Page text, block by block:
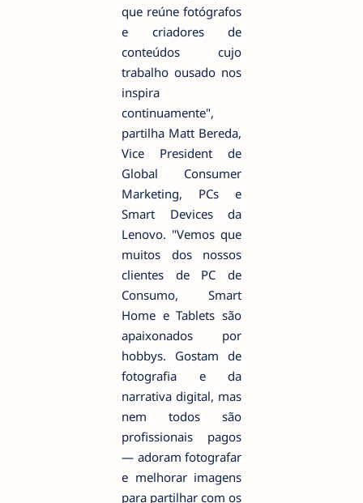
que reúne fotógrafos
e criadores de
conteúdos cujo
trabalho ousado nos
inspira
continuamente",
partilha Matt Bereda,
Vice President de
Global Consumer
Marketing, PCs e
Smart Devices da
Lenovo. "Vemos que
muitos dos nossos
clientes de PC de
Consumo, Smart
Home e Tablets são
apaixonados por
hobbys. Gostam de
fotografia e da
narrativa digital, mas
nem todos são
profissionais pagos
— adoram fotografar
e melhorar imagens
para partilhar com os